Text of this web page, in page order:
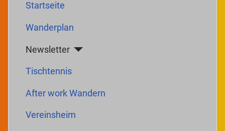
Startseite
Wanderplan
Newsletter
Tischtennis
After work Wandern
Vereinsheim